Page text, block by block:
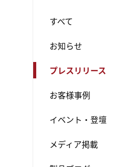
すべて
お知らせ
プレスリリース
お客様事例
イベント・登壇
メディア掲載